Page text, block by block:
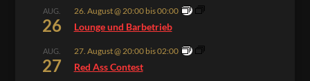
AUG.
26
26. August @ 20:00bis00:00
Lounge und Barbetrieb
AUG.
27
27. August @ 20:00bis02:00
Red Ass Contest